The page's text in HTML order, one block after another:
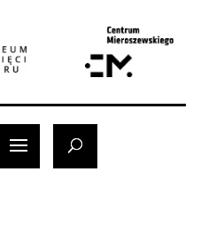
szukaj - search